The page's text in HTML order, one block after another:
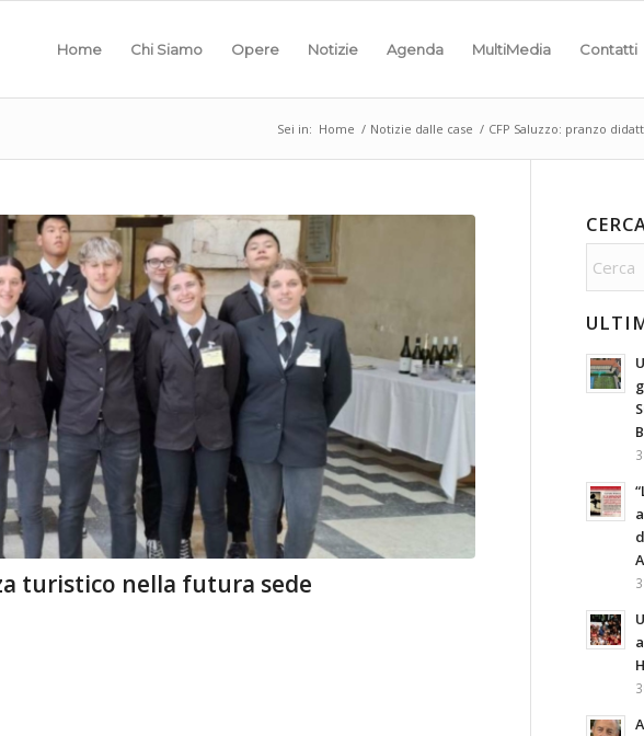
Home Chi Siamo Opere Notizie Agenda MultiMedia Contatti
Sei in: Home / Notizie dalle case / CFP Saluzzo: pranzo
turistico nella futura sede